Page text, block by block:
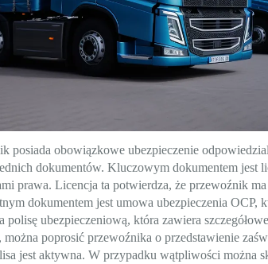
posiada obowiązkowe ubezpieczenie
dokumentów. Kluczowym dokumentem jest
prawa. Licencja ta potwierdza, że przewoźnik
dokumentem jest umowa ubezpieczenia OCP,
ubezpieczeniową, która zawiera
poprosić przewoźnika o przedstawienie
jest aktywna. W przypadku wątpliwości można